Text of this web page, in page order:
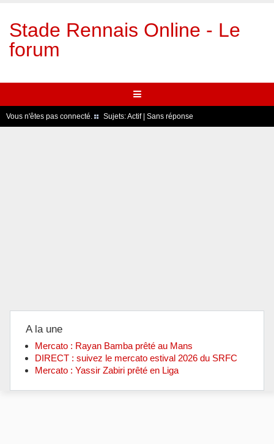
Stade Rennais Online - Le
forum
Vous n'êtes pas connecté. Sujets:Actif| Sans réponse
A la une
Mercato : Rayan Bamba prêté au Mans
DIRECT : suivez le mercato estival 2026 du SRFC
Mercato : Yassir Zabiri prêté en Liga